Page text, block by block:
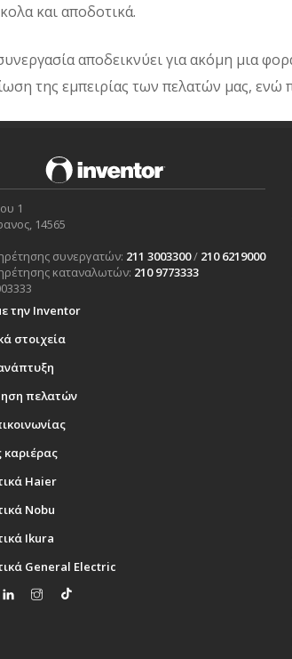
και αποδοτικά.
αποδεικνύει για ακόμη μια
της εμπειρίας των πελατών μας, ενώ
1
14565
συνεργατών: 211 3003300/ 210 6219000
καταναλωτών: 210 9773333
την Inventor
στοιχεία
πελατών
καριέρας
Haier
Nobu
Ikura
General Electric